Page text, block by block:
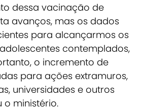
dessa vacinação de
avanços, mas os dados
para alcançarmos os
contemplados,
o incremento de
para ações extramuros,
universidades e outros
o ministério.